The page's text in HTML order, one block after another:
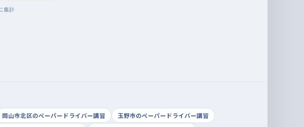
集計
岡山市北区のペーパードライバー講習
玉野市のペーパードライバー講習